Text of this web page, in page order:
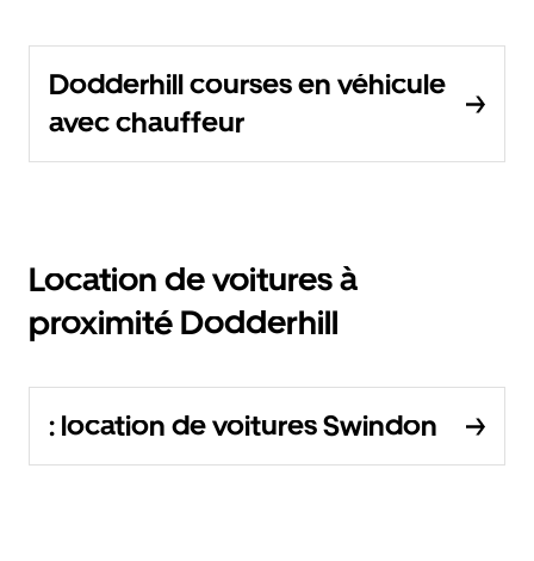
Dodderhill courses en véhicule
avec chauffeur
Location de voitures à
proximité Dodderhill
: location de voitures Swindon